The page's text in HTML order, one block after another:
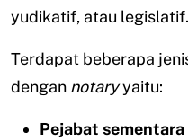
yudikatif, atau legislatif.
Terdapat beberapa
dengan notaryyaitu:
Pejabat